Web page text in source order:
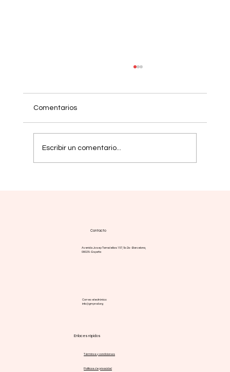
Comentarios
Escribir un comentario...
Contacto
Avenida Josep Tarradellas 157, 5o 2a - Barcelona,
08029 - España
Correo electrónico:
info@gmpnsf.org
Enlaces rápidos
Términos y condiciones
Políticas de privacidad